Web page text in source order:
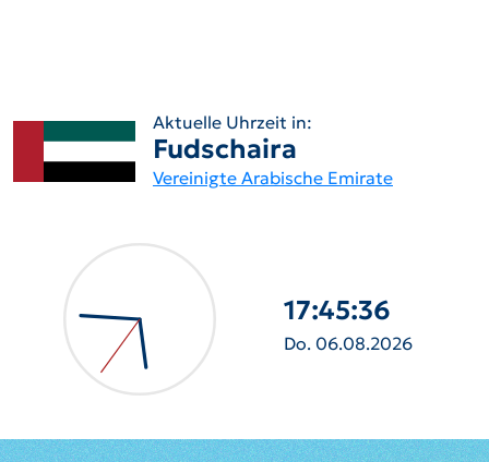
Aktuelle Uhrzeit in:
Fudschaira
Vereinigte Arabische Emirate
17:45:37
Do. 06.08.2026